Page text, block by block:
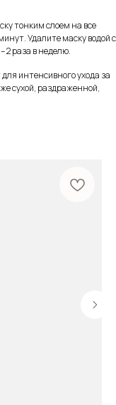
тонким слоем на все
Удалите маску водой с
2 раза в неделю.
интенсивного ухода за
сухой, раздраженной,